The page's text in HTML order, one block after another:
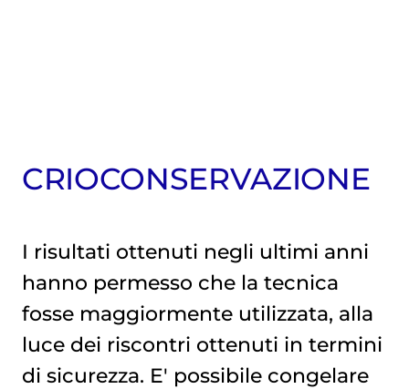
CRIOCONSERVAZIONE
I risultati ottenuti negli ultimi anni
hanno permesso che la tecnica
fosse maggiormente utilizzata, alla
luce dei riscontri ottenuti in termini
di sicurezza. E' possibile congelare